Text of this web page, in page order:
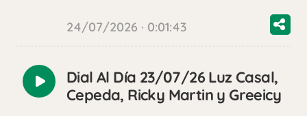
24/07/2026 · 0:01:43
Reproducir
audio
Dial Al Día 23/07/26 Luz Casal,
Cepeda, Ricky Martin y Greeicy